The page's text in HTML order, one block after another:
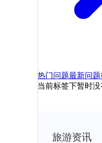
热门问题最新问题
当前标签下暂时
旅游资讯